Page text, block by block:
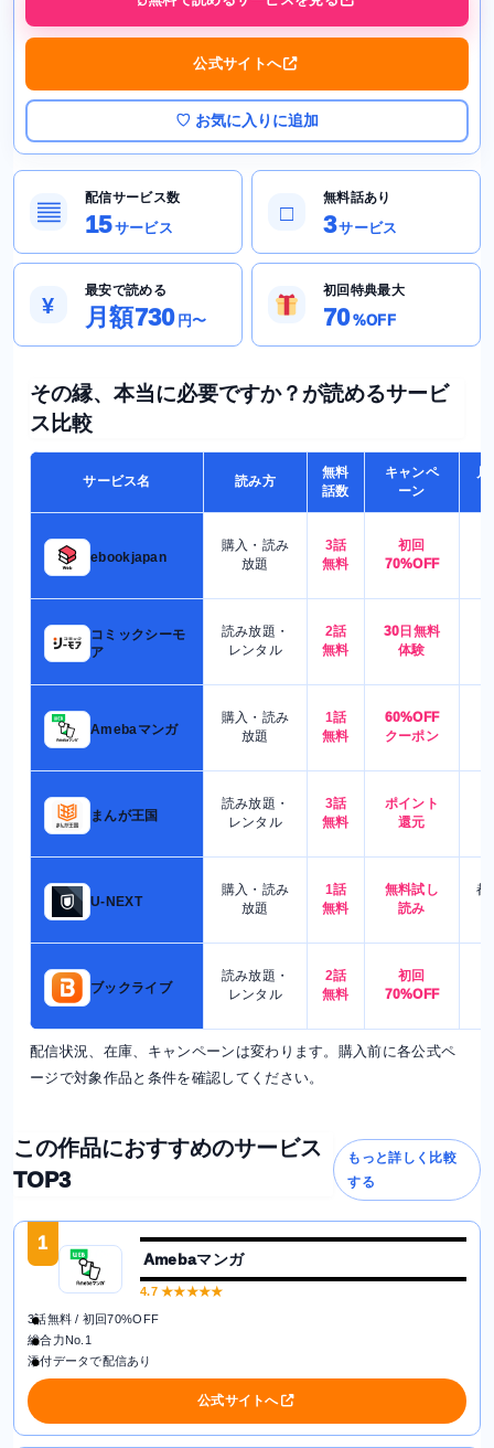
公式サイトへ
♡ お気に入りに追加
▤
配信サービス数
15サービス
□
無料話あり
3サービス
¥
最安で読める
月額730 円〜
初回特典最大
70%OFF
その縁、本当に必要ですか？が読めるサービ
ス比較
サービス名 読み方
無料
話数
キャンペ
ーン
月
ebookjapan
購入・読み
放題
3話
無料
初回
70%OFF
コミックシーモ
ア
読み放題・
レンタル
2話
無料
30日無料
体験
Amebaマンガ
購入・読み
放題
1話
無料
60%OFF
クーポン
まんが王国
読み放題・
レンタル
3話
無料
ポイント
還元
U-NEXT
購入・読み
放題
1話
無料
無料試し
読み
都
ブックライブ
読み放題・
レンタル
2話
無料
初回
70%OFF
配信状況、在庫、キャンペーンは変わります。購入前に各公式ペ
ージで対象作品と条件を確認してください。
この作品におすすめのサービス
TOP3
もっと詳しく比較
する
1
Amebaマンガ
4.7★★★★★
3話無料 / 初回70%OFF
総合力No.1
添付データで配信あり
公式サイトへ